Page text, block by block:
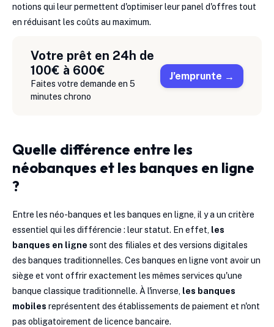
notions qui leur permettent d'optimiser leur panel d'offres tout
en réduisant les coûts au maximum.
Votre prêt en 24h de
100€ à 600€
Faites votre demande en 5
minutes chrono
J’emprunte
Quelle différence entre les
néobanques et les banques en ligne
?
Entre les néo-banques et les banques en ligne, il y a un critère
essentiel qui les différencie : leur statut. En effet, les
banques en ligne sont des filiales et des versions digitales
des banques traditionnelles. Ces banques en ligne vont avoir un
siège et vont offrir exactement les mêmes services qu'une
banque classique traditionnelle. À l'inverse, les banques
mobiles représentent des établissements de paiement et n'ont
pas obligatoirement de licence bancaire.